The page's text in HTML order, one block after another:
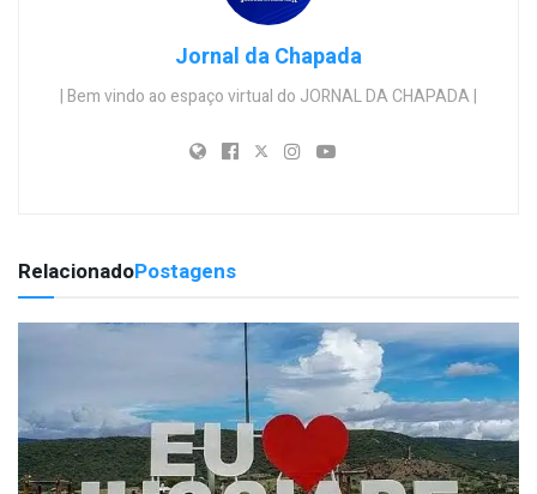
Jornal da Chapada
| Bem vindo ao espaço virtual do JORNAL DA CHAPADA |
RelacionadoPostagens